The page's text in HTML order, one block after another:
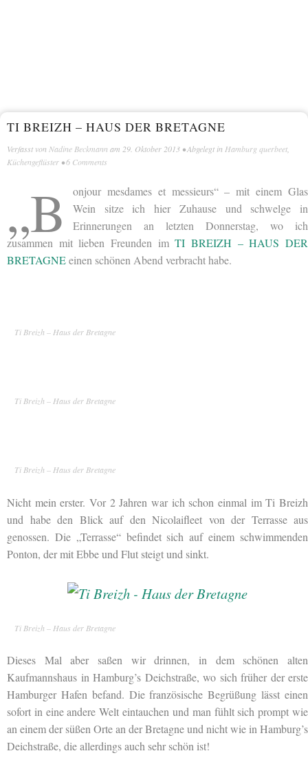
TI BREIZH – HAUS DER BRETAGNE
Verfasst von Nadine Beckmann am 29. Oktober 2013 • Abgelegt in Hamburg querbeet
Küchengeflüster •6 Comments
„B onjour mesdames et messieurs“ – mit einem Glas
Wein sitze ich hier Zuhause und schwelge in
Erinnerungen an letzten Donnerstag, wo ich
zusammen mit lieben Freunden imTI BREIZH – HAUS DER
BRETAGNEeinen schönen Abend verbracht habe.
Ti Breizh – Haus der Bretagne
Ti Breizh – Haus der Bretagne
Ti Breizh – Haus der Bretagne
Nicht mein erster. Vor 2 Jahren war ich schon einmal im Ti Breizh
und habe den Blick auf den Nicolaifleet von der Terrasse aus
genossen. Die „Terrasse“ befindet sich auf einem schwimmenden
Ponton, der mit Ebbe und Flut steigt und sinkt.
Ti Breizh – Haus der Bretagne
Dieses Mal aber saßen wir drinnen, in dem schönen alten
Kaufmannshaus in Hamburg’s Deichstraße, wo sich früher der erste
Hamburger Hafen befand. Die französische Begrüßung lässt einen
sofort in eine andere Welt eintauchen und man fühlt sich prompt wie
an einem der süßen Orte an der Bretagne und nicht wie in Hamburg’s
Deichstraße, die allerdings auch sehr schön ist!